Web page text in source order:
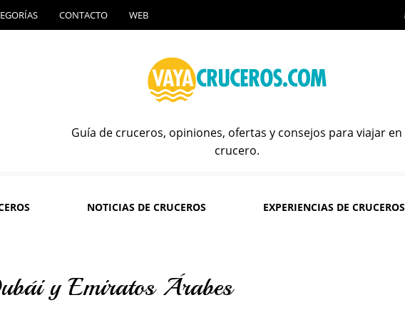
CONTACTO WEB
Guía de cruceros, opiniones, ofertas y consejos para viajar en
crucero.
NOTICIAS DE CRUCEROS EXPERIENCIAS DE CRUCEROS
y Emiratos Árabes